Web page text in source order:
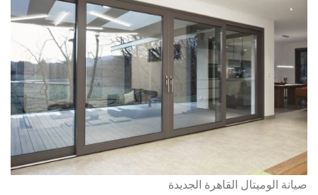
صيانة الوميتال القاهرة الجديدة